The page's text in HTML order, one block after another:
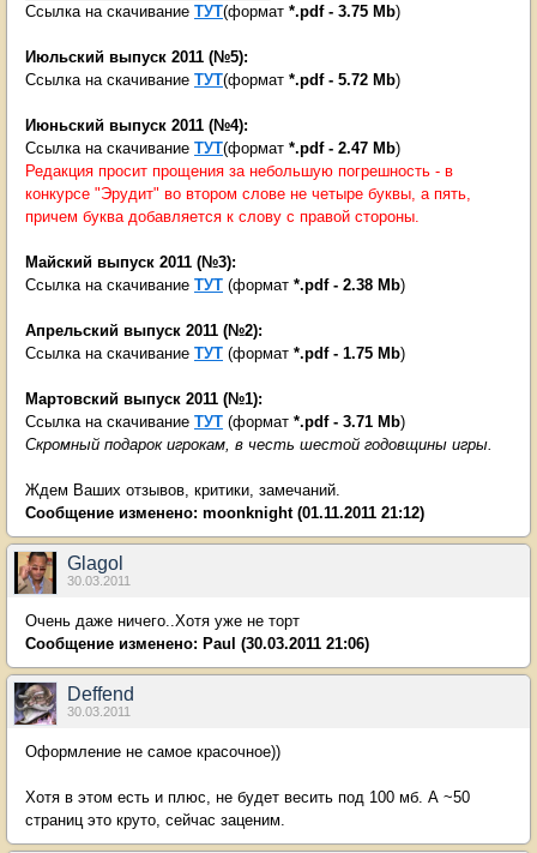
Ссылка на скачивание ТУТ(формат *.pdf - 3.75 Mb)
Июльский выпуск 2011 (№5):
Ссылка на скачивание ТУТ(формат *.pdf - 5.72 Mb)
Июньский выпуск 2011 (№4):
Ссылка на скачивание ТУТ(формат *.pdf - 2.47 Mb)
Редакция просит прощения за небольшую погрешность - в
конкурсе "Эрудит" во втором слове не четыре буквы, а пять,
причем буква добавляется к слову с правой стороны.
Майский выпуск 2011 (№3):
Ссылка на скачивание ТУТ (формат *.pdf - 2.38 Mb)
Апрельский выпуск 2011 (№2):
Ссылка на скачивание ТУТ (формат *.pdf - 1.75 Mb)
Мартовский выпуск 2011 (№1):
Ссылка на скачивание ТУТ (формат *.pdf - 3.71 Mb)
Скромный подарок игрокам, в честь шестой годовщины игры.
Ждем Ваших отзывов, критики, замечаний.
Сообщение изменено: moonknight(01.11.2011 21:12)
Glagol
30.03.2011
Очень даже ничего..Хотя уже не торт
Сообщение изменено: Paul (30.03.2011 21:06)
Deffend
30.03.2011
Оформление не самое красочное))
Хотя в этом есть и плюс, не будет весить под 100 мб. А ~50
страниц это круто, сейчас заценим.